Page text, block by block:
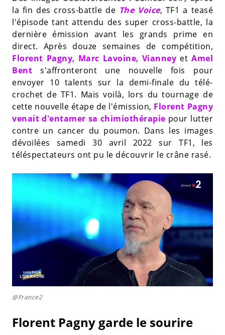
la fin des cross-battle de The Voice, TF1 a teasé
l'épisode tant attendu des super cross-battle, la
dernière émission avant les grands prime en
direct. Après douze semaines de compétition,
Florent Pagny, Marc Lavoine, Vianney et Amel
Bent s'affronteront une nouvelle fois pour
envoyer 10 talents sur la demi-finale du télé-
crochet de TF1. Mais voilà, lors du tournage de
cette nouvelle étape de l'émission, Florent Pagny
venait d'entamer sa chimiothérapie pour lutter
contre un cancer du poumon. Dans les images
dévoilées samedi 30 avril 2022 sur TF1, les
téléspectateurs ont pu le découvrir le crâne rasé.
@France2
Florent Pagny garde le sourire